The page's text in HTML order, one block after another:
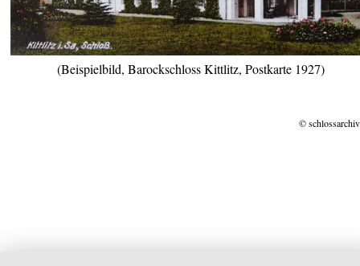
(Beispielbild, Barockschloss Kittlitz, Postkarte 1927)
©